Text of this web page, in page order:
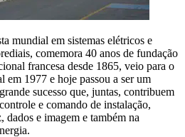
mundial em sistemas elétricos e
comemora 40 anos de fundação
francesa desde 1865, veio para o
em 1977 e hoje passou a ser um
sucesso que, juntas, contribuem
e comando de instalação,
dados e imagem e também na